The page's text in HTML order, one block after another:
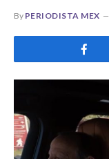
By PERIODISTA MEX